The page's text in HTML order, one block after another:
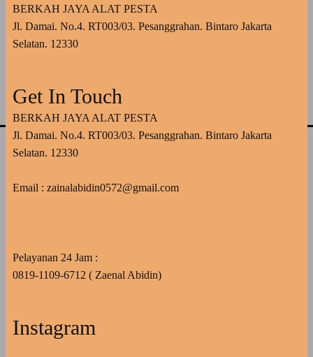
BERKAH JAYA ALAT PESTA
Jl. Damai. No.4. RT003/03. Pesanggrahan. Bintaro Jakarta
Selatan. 12330
Get In Touch
BERKAH JAYA ALAT PESTA
Jl. Damai. No.4. RT003/03. Pesanggrahan. Bintaro Jakarta
Selatan. 12330
Email : zainalabidin0572@gmail.com
Pelayanan 24 Jam :
0819-1109-6712 ( Zaenal Abidin)
Instagram